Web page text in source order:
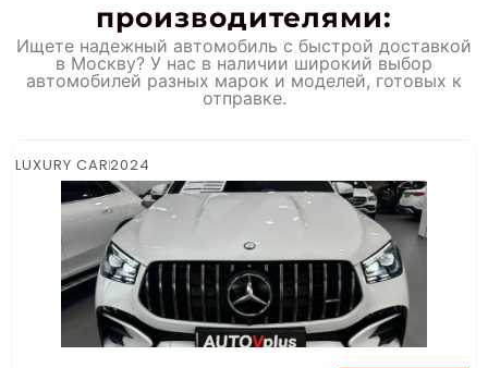
производителями:
Ищете надежный автомобиль с быстрой доставкой
в Москву? У нас в наличии широкий выбор
автомобилей разных марок и моделей, готовых к
отправке.
LUXURY CAR2024